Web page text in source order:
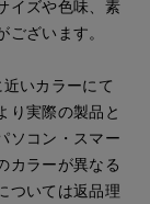
イズや色味、素
ざいます。
いカラーにて
り実際の製品と
ソコン・スマー
カラーが異なる
ついては返品理